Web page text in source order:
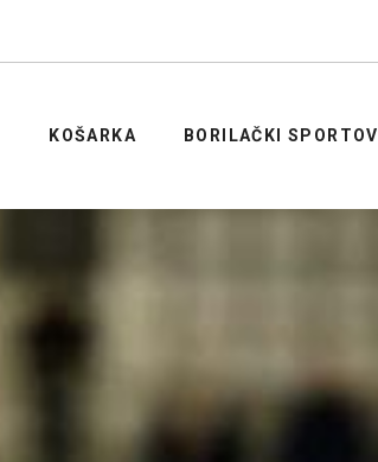
KOŠARKA BORILAČKI SPORTOVI